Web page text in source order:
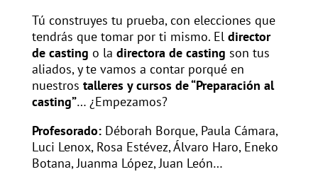
Tú construyes tu prueba, con elecciones que
tendrás que tomar por ti mismo. El director
de casting o la directora de casting son tus
aliados, y te vamos a contar porqué en
nuestros talleres y cursos de “Preparación al
casting”… ¿Empezamos?
Profesorado:Déborah Borque, Paula Cámara,
Luci Lenox, Rosa Estévez, Álvaro Haro, Eneko
Botana, Juanma López, Juan León…